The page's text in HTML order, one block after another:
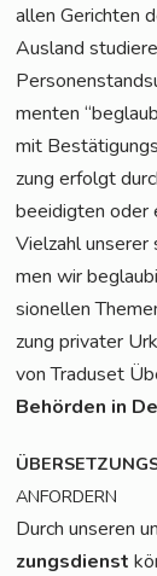
allen Gerich­ten
Aus­land
men­ten
mit
zung erfolgt
beei­dig­ten oder
Viel­zahl
men wir
sio­nel­len
zung pri­va­ter
von Tra­du­set
Behör­den in
ANFORDERN
Durch unse­ren
zungs­dienst